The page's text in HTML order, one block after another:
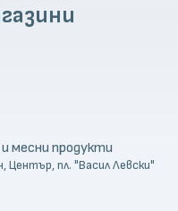
месни продукти
Център, пл. "Васил Левски"